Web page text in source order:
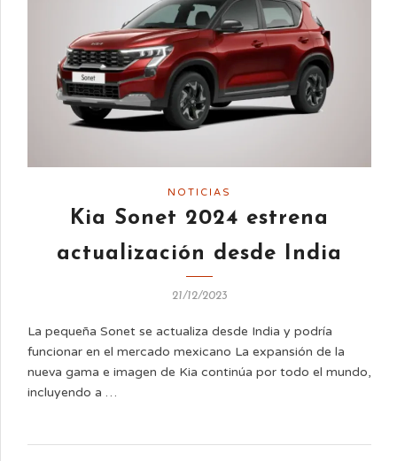
NOTICIAS
Kia Sonet 2024 estrena
actualización desde India
21/12/2023
La pequeña Sonet se actualiza desde India y podría
funcionar en el mercado mexicano La expansión de la
nueva gama e imagen de Kia continúa por todo el mundo,
incluyendo a …